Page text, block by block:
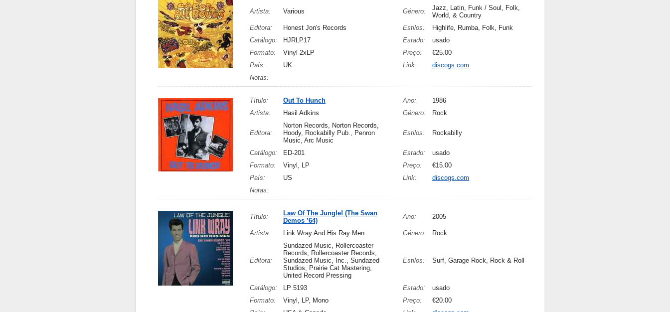
Artista: Various Género:
Jazz, Latin, Funk / Soul, Folk,
World, & Country
Editora:
Honest Jon's Records Estilos:
Highlife, Rumba, Folk, Funk
Catálogo:
HJRLP17 Estado:
usado
Formato:
Vinyl 2xLP Preço:
€25.00
País:
UK Link:
discogs.com
Notas:
Título: Out To Hunch Ano:
1986
Artista:
Hasil Adkins Género: Rock
Editora:
Norton Records, Norton Records,
Hoody, Rockabilly Pub., Penron
Music, Arc Music
Estilos: Rockabilly
Catálogo: ED-201 Estado:
usado
Formato:
Vinyl, LP Preço:
€15.00
País:
US Link:
discogs.com
Notas:
Título:
Law Of The Jungle! (The Swan
Demos ’64)
Ano: 2005
Artista: Link Wray And His Ray Men Género: Rock
Editora:
Sundazed Music, Rollercoaster
Records, Rollercoaster Records,
Sundazed Music, Inc., Sundazed
Studios, Prairie Cat Mastering,
United Record Pressing
Estilos: Surf, Garage Rock, Rock & Roll
Catálogo: LP 5193 Estado:
usado
Formato:
Vinyl, LP, Mono Preço:
€20.00